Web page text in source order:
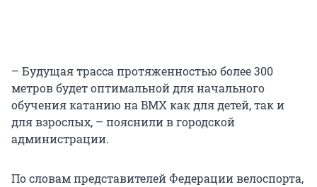
– Будущая трасса протяженностью более 300
метров будет оптимальной для начального
обучения катанию на BMX как для детей, так и
для взрослых, – пояснили в городской
администрации.
По словам представителей Федерации велоспорта,